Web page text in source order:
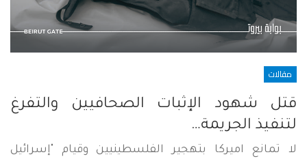
مقالات
قتل شهود الإثبات الصحافيين والتفرغ
لتنفيذ الجريمة…
لا تمانع اميركا بتهجير الفلسطينيين وقيام "إسرائيل